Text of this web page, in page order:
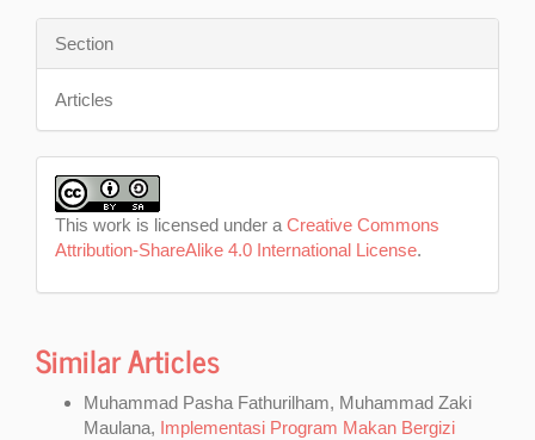
Section
Articles
This work is licensed under a Creative Commons
Attribution-ShareAlike 4.0 International License.
Similar Articles
Muhammad Pasha Fathurilham, Muhammad Zaki
Maulana, Implementasi Program Makan Bergizi